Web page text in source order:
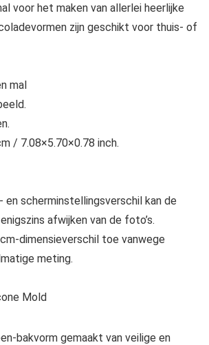
voor het maken van allerlei heerlijke
zijn geschikt voor thuis- of
mal
/ 7.08×5.70×0.78 inch.
scherminstellingsverschil kan de
afwijken van de foto’s.
dimensieverschil toe vanwege
meting.
Mold
bakvorm gemaakt van veilige en